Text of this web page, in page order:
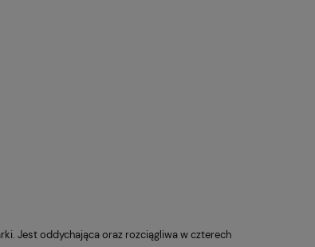
Jest oddychająca oraz rozciągliwa w czterech